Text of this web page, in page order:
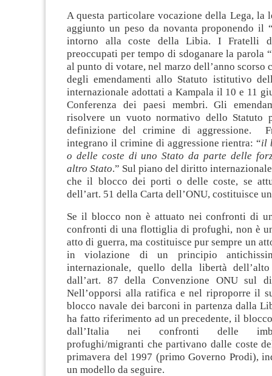
A questa particolare vocazione della Lega, la
aggiunto un peso da novanta proponendo il
intorno alla coste della Libia. I Fratelli
preoccupati per tempo di sdoganare la parola
al punto di votare, nel marzo dell’anno scorso
degli emendamenti allo Statuto istitutivo
internazionale adottati a Kampala il 10 e 11
Conferenza dei paesi membri. Gli
risolvere un vuoto normativo dello Statuto
definizione del crimine di aggressione.
integrano il crimine di aggressione rientra: “il
o delle coste di uno Stato da parte delle
altro Stato.” Sul piano del diritto
che il blocco dei porti o delle coste, se
dell’art. 51 della Carta dell’ONU, costituisce
Se il blocco non è attuato nei confronti di
confronti di una flottiglia di profughi, non è
atto di guerra, ma costituisce pur sempre un
in violazione di un principio
internazionale, quello della libertà
dall’art. 87 della Convenzione ONU sul
Nell’opporsi alla ratifica e nel riproporre il
blocco navale dei barconi in partenza dalla
ha fatto riferimento ad un precedente, il
dall’Italia nei confronti delle
profughi/migranti che partivano dalle coste
primavera del 1997 (primo Governo Prodi),
un modello da seguire.